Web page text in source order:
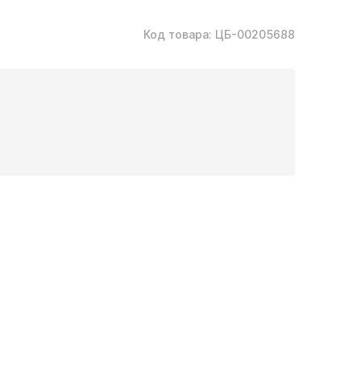
Код товара: ЦБ-00205688